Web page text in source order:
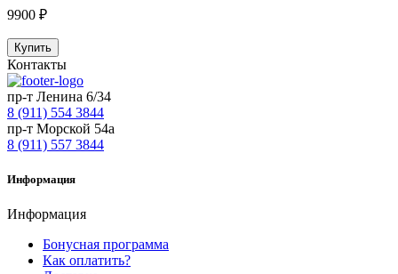
9900 ₽
Купить
Контакты
пр-т Ленина 6/34
8 (911) 554 3844
пр-т Морской 54а
8 (911) 557 3844
Информация
Информация
Бонусная программа
Как оплатить?